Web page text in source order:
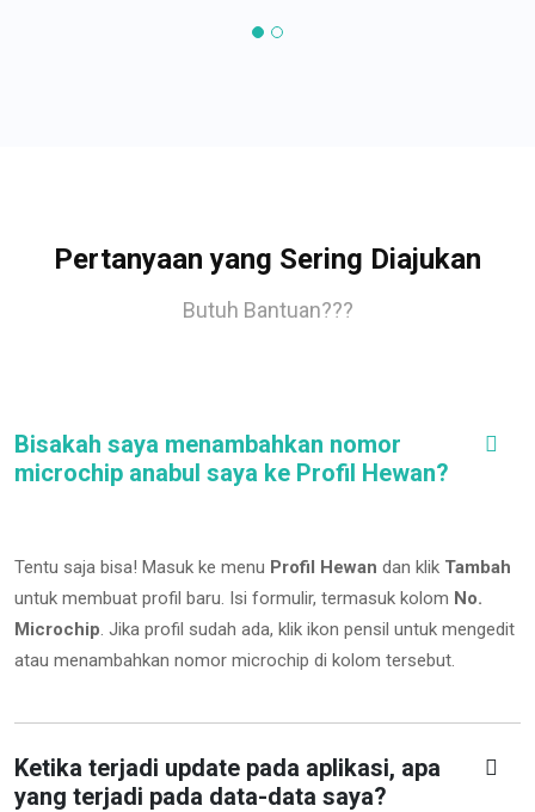
Pertanyaan yang Sering Diajukan
Butuh Bantuan???
Bisakah saya menambahkan nomor
microchip anabul saya ke Profil Hewan?
Tentu saja bisa! Masuk ke menu Profil Hewan dan klik Tambah
untuk membuat profil baru. Isi formulir, termasuk kolom No.
Microchip. Jika profil sudah ada, klik ikon pensil untuk mengedit
atau menambahkan nomor microchip di kolom tersebut.
Ketika terjadi update pada aplikasi, apa
yang terjadi pada data-data saya?